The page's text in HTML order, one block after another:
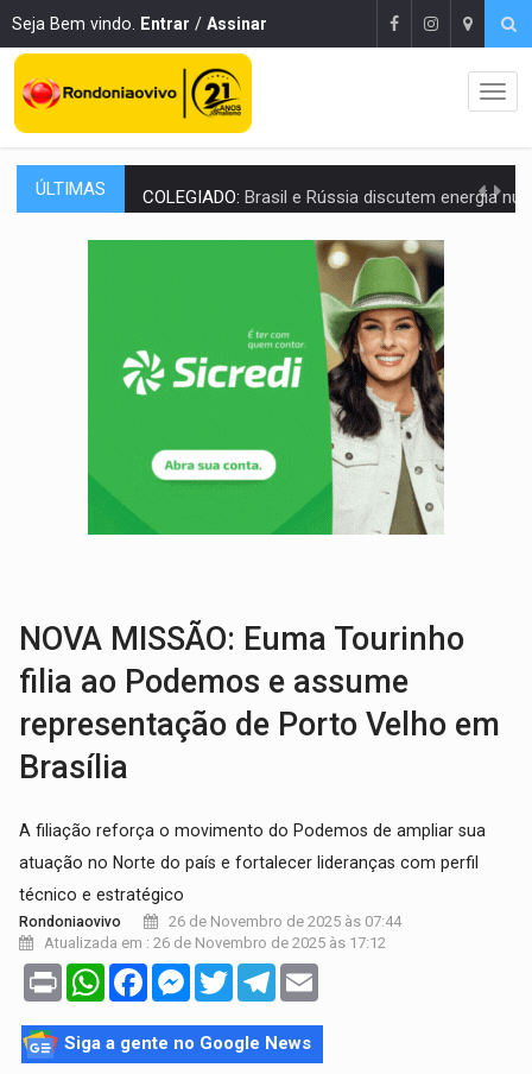
Seja Bem vindo. Entrar / Assinar
ÚLTIMAS COLEGIADO: Brasil e Rússia discutem energia nuclear, defesa e
URGENTE:Colisão entre caminhão e carro deixa quatro mortos e um em
Amazônia Negra ganha projeção nacional com participação de
Porto Velho tem chances de chuvas isoladas nesta
SINDICATOS UNIDOS: Assembleia Geral delibera greve da educação
Rondoniaovivo abre oficina de Comunicação com
AGOSTO LILÁS:MPRO lança de portal e promove reflexão sobre trajetória da
REGULARIZAÇÃO:Refis 2026 segue até o fim do ano para
DEEPFAKE:
NOVA MISSÃO: Euma Tourinho
filia ao Podemos e assume
representação de Porto Velho em
Brasília
A filiação reforça o movimento do Podemos de ampliar sua
atuação no Norte do país e fortalecer lideranças com perfil
técnico e estratégico
Rondoniaovivo
26 de Novembro de 2025 às 07:44
Atualizada em : 26 de Novembro de 2025 às 17:12
Print WhatsAppFacebookMessenger
TwitterTelegram
Siga a gente no Google News